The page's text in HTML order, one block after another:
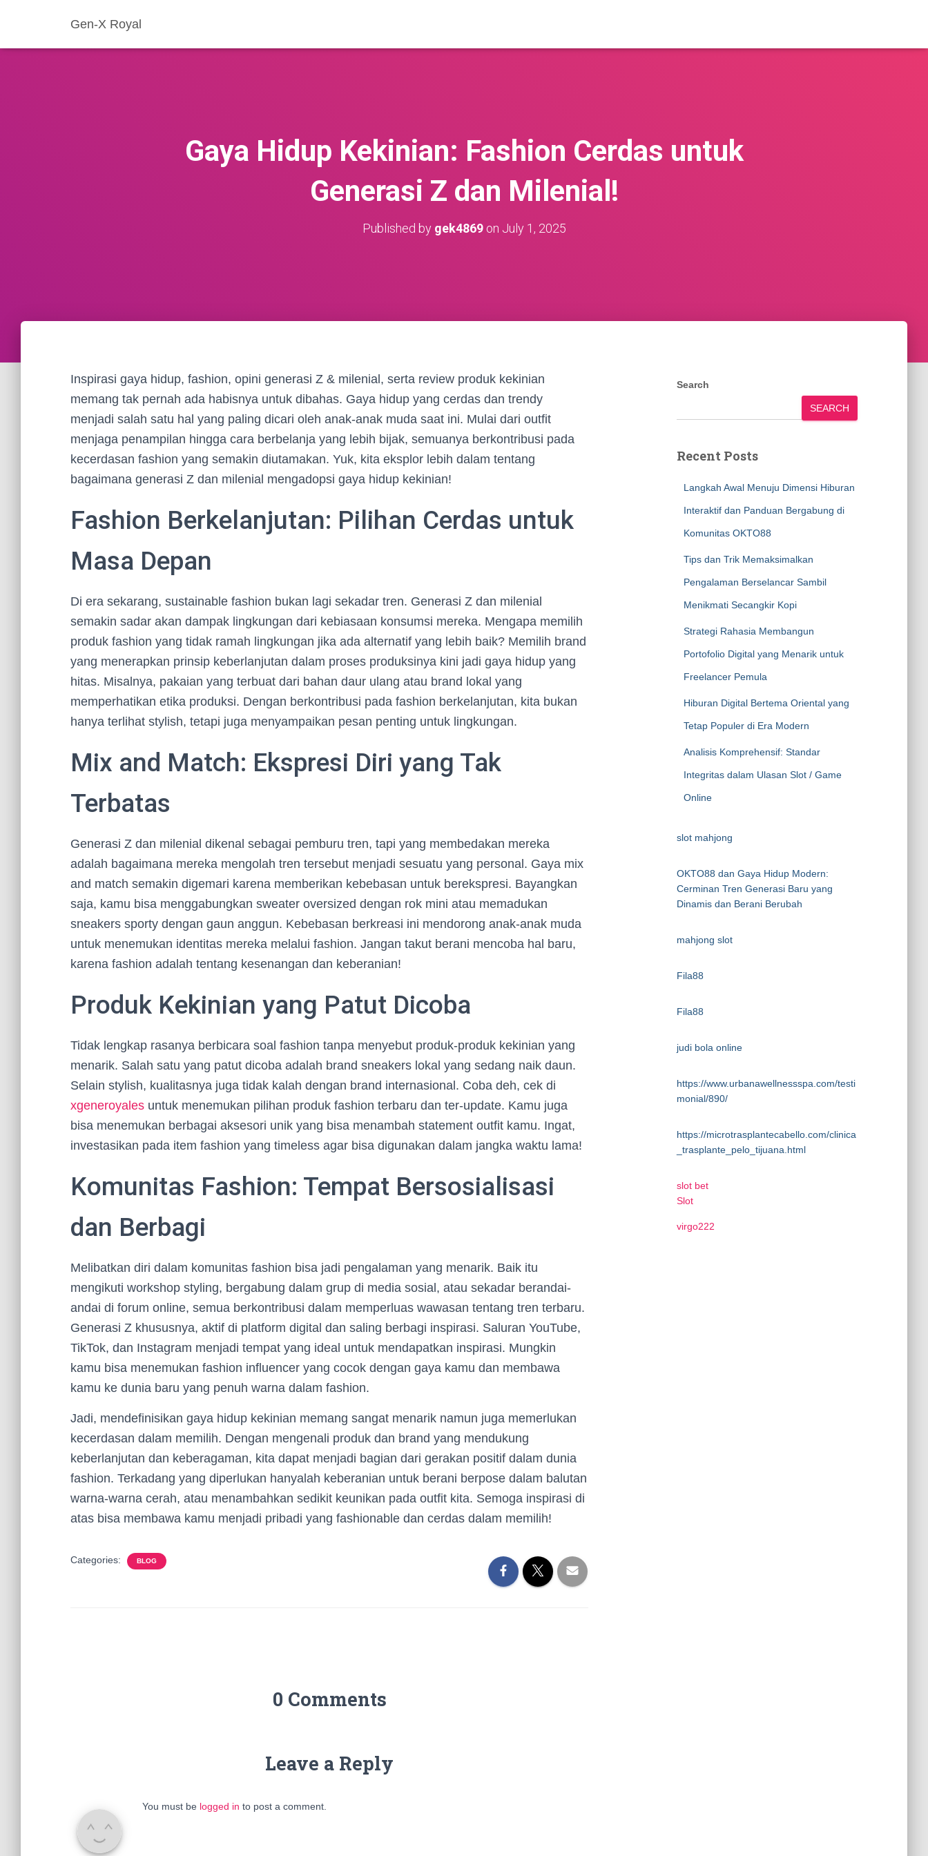
Gen-X Royal
Gaya Hidup Kekinian: Fashion Cerdas untuk
Generasi Z dan Milenial!
Published by gek4869on July 1, 2025
Inspirasi gaya hidup, fashion, opini generasi Z & milenial, serta review produk kekinian
memang tak pernah ada habisnya untuk dibahas. Gaya hidup yang cerdas dan trendy
menjadi salah satu hal yang paling dicari oleh anak-anak muda saat ini. Mulai dari outfit
menjaga penampilan hingga cara berbelanja yang lebih bijak, semuanya berkontribusi pada
kecerdasan fashion yang semakin diutamakan. Yuk, kita eksplor lebih dalam tentang
bagaimana generasi Z dan milenial mengadopsi gaya hidup kekinian!
Fashion Berkelanjutan: Pilihan Cerdas untuk
Masa Depan
Di era sekarang, sustainable fashion bukan lagi sekadar tren. Generasi Z dan milenial
semakin sadar akan dampak lingkungan dari kebiasaan konsumsi mereka. Mengapa memilih
produk fashion yang tidak ramah lingkungan jika ada alternatif yang lebih baik? Memilih brand
yang menerapkan prinsip keberlanjutan dalam proses produksinya kini jadi gaya hidup yang
hitas. Misalnya, pakaian yang terbuat dari bahan daur ulang atau brand lokal yang
memperhatikan etika produksi. Dengan berkontribusi pada fashion berkelanjutan, kita bukan
hanya terlihat stylish, tetapi juga menyampaikan pesan penting untuk lingkungan.
Mix and Match: Ekspresi Diri yang Tak
Terbatas
Generasi Z dan milenial dikenal sebagai pemburu tren, tapi yang membedakan mereka
adalah bagaimana mereka mengolah tren tersebut menjadi sesuatu yang personal. Gaya mix
and match semakin digemari karena memberikan kebebasan untuk berekspresi. Bayangkan
saja, kamu bisa menggabungkan sweater oversized dengan rok mini atau memadukan
sneakers sporty dengan gaun anggun. Kebebasan berkreasi ini mendorong anak-anak muda
untuk menemukan identitas mereka melalui fashion. Jangan takut berani mencoba hal baru,
karena fashion adalah tentang kesenangan dan keberanian!
Produk Kekinian yang Patut Dicoba
Tidak lengkap rasanya berbicara soal fashion tanpa menyebut produk-produk kekinian yang
menarik. Salah satu yang patut dicoba adalah brand sneakers lokal yang sedang naik daun.
Selain stylish, kualitasnya juga tidak kalah dengan brand internasional. Coba deh, cek di
xgeneroyales untuk menemukan pilihan produk fashion terbaru dan ter-update. Kamu juga
bisa menemukan berbagai aksesori unik yang bisa menambah statement outfit kamu. Ingat,
investasikan pada item fashion yang timeless agar bisa digunakan dalam jangka waktu lama!
Komunitas Fashion: Tempat Bersosialisasi
dan Berbagi
Melibatkan diri dalam komunitas fashion bisa jadi pengalaman yang menarik. Baik itu
mengikuti workshop styling, bergabung dalam grup di media sosial, atau sekadar berandai-
andai di forum online, semua berkontribusi dalam memperluas wawasan tentang tren terbaru.
Generasi Z khususnya, aktif di platform digital dan saling berbagi inspirasi. Saluran YouTube,
TikTok, dan Instagram menjadi tempat yang ideal untuk mendapatkan inspirasi. Mungkin
kamu bisa menemukan fashion influencer yang cocok dengan gaya kamu dan membawa
kamu ke dunia baru yang penuh warna dalam fashion.
Jadi, mendefinisikan gaya hidup kekinian memang sangat menarik namun juga memerlukan
kecerdasan dalam memilih. Dengan mengenali produk dan brand yang mendukung
keberlanjutan dan keberagaman, kita dapat menjadi bagian dari gerakan positif dalam dunia
fashion. Terkadang yang diperlukan hanyalah keberanian untuk berani berpose dalam balutan
warna-warna cerah, atau menambahkan sedikit keunikan pada outfit kita. Semoga inspirasi di
atas bisa membawa kamu menjadi pribadi yang fashionable dan cerdas dalam memilih!
Categories: BLOG
0 Comments
Leave a Reply
You must be logged in to post a comment.
Search
SEARCH
Recent Posts
Langkah Awal Menuju Dimensi Hiburan
Interaktif dan Panduan Bergabung di
Komunitas OKTO88
Tips dan Trik Memaksimalkan
Pengalaman Berselancar Sambil
Menikmati Secangkir Kopi
Strategi Rahasia Membangun
Portofolio Digital yang Menarik untuk
Freelancer Pemula
Hiburan Digital Bertema Oriental yang
Tetap Populer di Era Modern
Analisis Komprehensif: Standar
Integritas dalam Ulasan Slot / Game
Online
slot mahjong
OKTO88 dan Gaya Hidup Modern:
Cerminan Tren Generasi Baru yang
Dinamis dan Berani Berubah
mahjong slot
Fila88
Fila88
judi bola online
https://www.urbanawellnessspa.com/testi
monial/890/
https://microtrasplantecabello.com/clinica
_trasplante_pelo_tijuana.html
slot bet
Slot
virgo222